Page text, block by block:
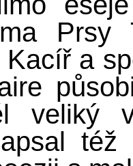
Kacíř a
veliký